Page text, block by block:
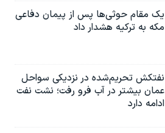
یک مقام حوثی‌ها پس از پیمان دفاعی
مکه به ترکیه هشدار داد
نفتکش تحریم‌شده در نزدیکی سواحل
عمان بیشتر در آب فرو رفت؛ نشت نفت
ادامه دارد